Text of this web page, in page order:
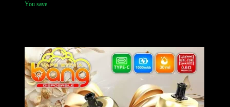
You save